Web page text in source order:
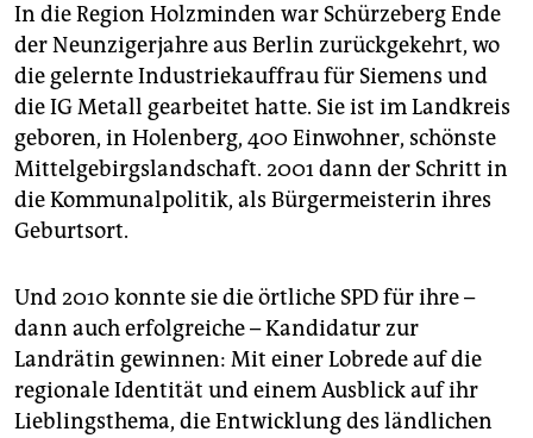
genossenschaft
epaper login
In die Region Holzminden war Schürzeberg Ende
der Neunzigerjahre aus Berlin zurückgekehrt, wo
die gelernte Industriekauffrau für Siemens und
die IG Metall gearbeitet hatte. Sie ist im Landkreis
geboren, in Holenberg, 400 Einwohner, schönste
Mittelgebirgslandschaft. 2001 dann der Schritt in
die Kommunalpolitik, als Bürgermeisterin ihres
Geburtsort.
Und 2010 konnte sie die örtliche SPD für ihre –
dann auch erfolgreiche – Kandidatur zur
Landrätin gewinnen: Mit einer Lobrede auf die
regionale Identität und einem Ausblick auf ihr
Lieblingsthema, die Entwicklung des ländlichen